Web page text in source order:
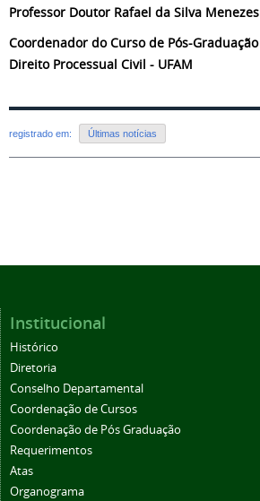
Professor Doutor Rafael da Silva Menezes
Coordenador do Curso de Pós-Graduação
Direito Processual Civil - UFAM
registrado em: Últimas notícias
Institucional
Histórico
Diretoria
Conselho Departamental
Coordenação de Cursos
Coordenação de Pós Graduação
Requerimentos
Atas
Organograma